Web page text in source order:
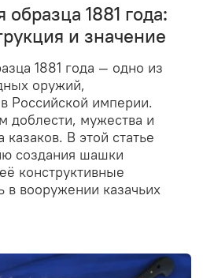
1881 года:
и значение
1881 года — одно из
оружий,
Российской империи.
доблести, мужества и
казаков. В этой статье
создания шашки
конструктивные
в вооружении казачьих